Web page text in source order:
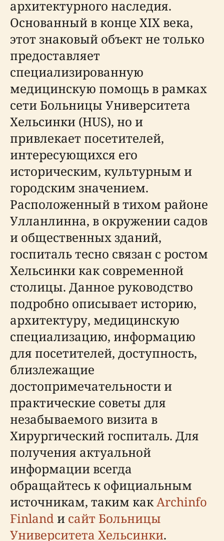
архитектурного наследия.
Основанный в конце XIX века,
этот знаковый объект не только
предоставляет
специализированную
медицинскую помощь в рамках
сети Больницы Университета
Хельсинки (HUS), но и
привлекает посетителей,
интересующихся его
историческим, культурным и
городским значением.
Расположенный в тихом районе
Улланлинна, в окружении садов
и общественных зданий,
госпиталь тесно связан с ростом
Хельсинки как современной
столицы. Данное руководство
подробно описывает историю,
архитектуру, медицинскую
специализацию, информацию
для посетителей, доступность,
близлежащие
достопримечательности и
практические советы для
незабываемого визита в
Хирургический госпиталь. Для
получения актуальной
информации всегда
обращайтесь к официальным
источникам, таким какArchinfo
Finland и сайт Больницы
Университета Хельсинки.